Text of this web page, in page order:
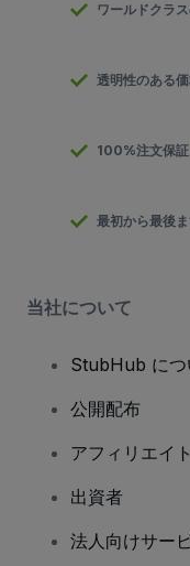
ワールドクラ
透明性のある
100%注文保証
最初から最後
当社について
StubHub につ
公開配布
アフィリエイ
出資者
法人向けサー